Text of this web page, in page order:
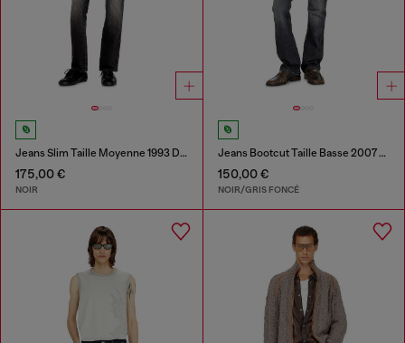
Jeans Slim Taille Moyenne 1993 D-Vyl
175,00 €
NOIR
Jeans Bootcut Taille Basse 2007 Zatiny
150,00 €
NOIR/GRIS FONCÉ